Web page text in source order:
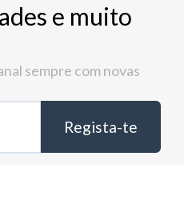
e muito
sempre com novas